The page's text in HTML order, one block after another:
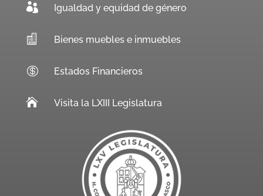
 Igualdad y equidad de género
 Bienes muebles e inmuebles
 Estados Financieros
 Visita la LXIII Legislatura